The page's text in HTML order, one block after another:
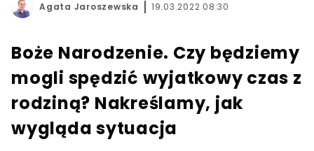
Agata Jaroszewska 19.03.2022 08:30
Boże Narodzenie. Czy będziemy
mogli spędzić wyjatkowy czas z
rodziną? Nakreślamy, jak
wygląda sytuacja